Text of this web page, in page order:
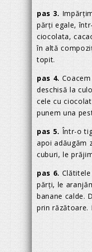
pas 3.
părți egale,
ciocolata,
în altă
topit.
pas 4.
deschisă la
cele cu
punem una
pas 5. Într-o
apoi adăugăm
cuburi, le
pas 6.
părți, le
banane calde.
prin răzătoare.